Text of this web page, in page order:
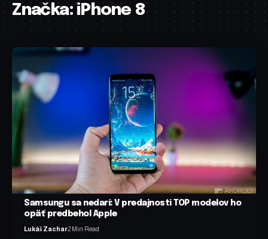
Značka:iPhone 8
Samsungu sa nedarí: V predajnosti TOP modelov ho
opäť predbehol Apple
Lukáš Zachar2 Min Read